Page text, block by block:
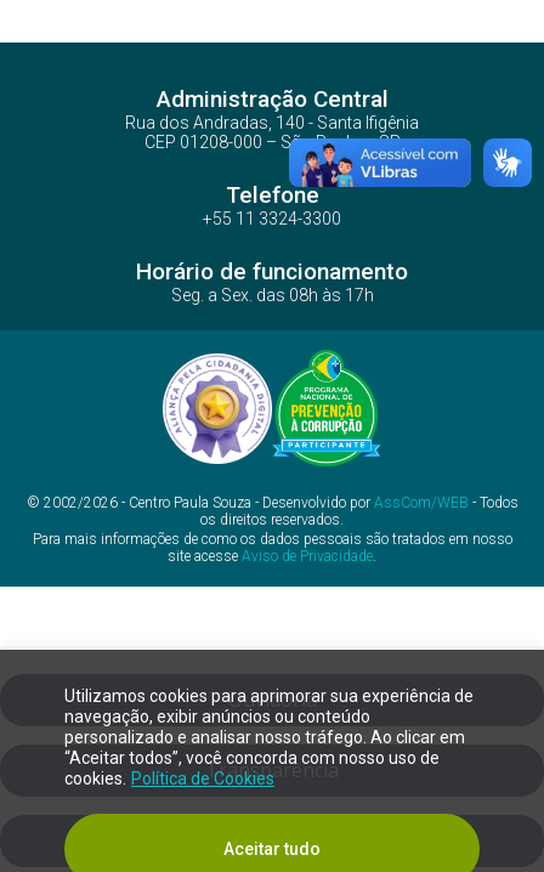
Utilizamos cookies para aprimorar sua experiência de
navegação, exibir anúncios ou conteúdo
personalizado e analisar nosso tráfego. Ao clicar em
“Aceitar todos”, você concorda com nosso uso de
cookies.
Política de Cookies
Aceitar tudo
Administração Central
Rua dos Andradas, 140 - Santa Ifigênia
CEP 01208-000 – São Paulo – SP
Telefone
+55 11 3324-3300
Horário de funcionamento
Seg. a Sex. das 08h às 17h
© 2002/2026 - Centro Paula Souza - Desenvolvido por AssCom/WEB - Todos
os direitos reservados.
Para mais informações de como os dados pessoais são tratados em nosso
site acesse Aviso de Privacidade.
Ouvidoria
Transparência
SIC